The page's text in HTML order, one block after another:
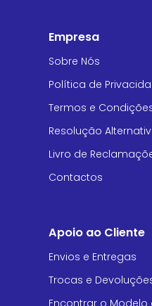
Empresa
Sobre Nós
Política de
Termos e
Resolução
Livro de
Contactos
Apoio ao Cliente
Envios e Entregas
Trocas e